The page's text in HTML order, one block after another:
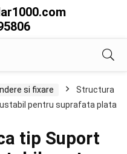
si fixare
Structura
pentru suprafata plata
tip Suport